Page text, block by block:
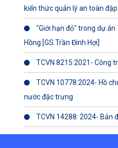
kiến thức quản lý an toàn đập
"Giới hạn đỏ" trong dự án
Hồng [GS.Trần Đình Hợi]
TCVN 8215:2021- Công
TCVN 10778:2024- Hồ
nước đặc trưng
TCVN 14288: 2024- Bản